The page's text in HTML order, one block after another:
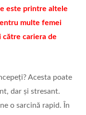
este printre altele
multe femei
către cariera de
Acesta poate
dar și stresant.
o sarcină rapid. În